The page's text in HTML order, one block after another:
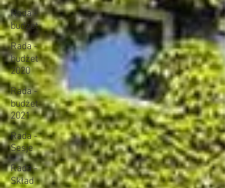
Rada -
budżet
Rada -
budżet
2020
Rada -
budżet
2021
Rada -
Sesje
Rada -
Skład